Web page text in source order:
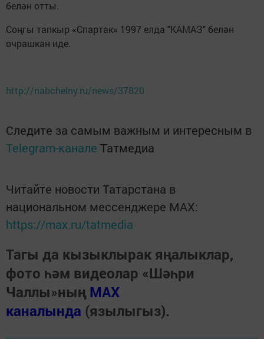
белән отты.
Соңгы тапкыр «Спартак» 1997 елда "КАМАЗ" белән
очрашкан иде.
http://nabchelny.ru/news/37820
Следите за самым важным и интересным в
Telegram-канале Татмедиа
Читайте новости Татарстана в
национальном мессенджере MАХ:
https://max.ru/tatmedia
Тагы да кызыклырак яңалыклар,
фото һәм видеолар «Шәһри
Чаллы»ның MAX
каналында (язылыгыз).